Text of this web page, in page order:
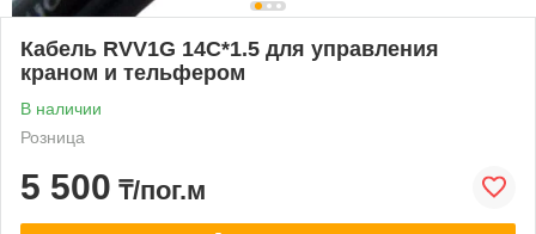
Кабель RVV1G 14C*1.5 для управления
краном и тельфером
В наличии
Розница
5 500 ₸/пог.м